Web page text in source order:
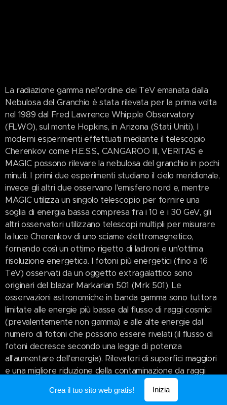
La radiazione gamma nell'ordine dei TeV emanata dalla
Nebulosa del Granchio è stata rilevata per la prima volta
nel 1989 dal Fred Lawrence Whipple Observatory
(FLWO), sul monte Hopkins, in Arizona (Stati Uniti). I
moderni esperimenti effettuati mediante il telescopio
Cherenkov come H.E.S.S., CANGAROO III, VERITAS e
MAGIC possono rilevare la nebulosa del granchio in pochi
minuti. I primi due esperimenti studiano il cielo meridionale,
invece gli altri due osservano l'emisfero nord e, mentre
MAGIC utilizza un singolo telescopio per fornire una
soglia di energia bassa compresa fra i 10 e i 30 GeV, gli
altri osservatori utilizzano telescopi multipli per misurare
la luce Cherenkov di uno sciame elettromagnetico,
fornendo così un ottimo rigetto di ladroni e un'ottima
risoluzione energetica. I fotoni più energetici (fino a 16
TeV) osservati da un oggetto extragalattico sono
originari del blazar Markarian 501 (Mrk 501). Le
osservazioni astronomiche in banda gamma sono tuttora
limitate alle energie più basse dal flusso di raggi cosmici
(prevalentemente non gamma) e alle alte energie dal
numero di fotoni che possono essere rivelati (il flusso di
fotoni decresce secondo una legge di potenza
all'aumentare dell'energia). Rilevatori di superfici maggiori
e una migliore riduzione della contaminazione da raggi
cosmici di natura non gamma (prevalentemente protoni)
sono essenziali per il progresso in questo campo. Una
Crea il tuo sito web gratis! Inizia